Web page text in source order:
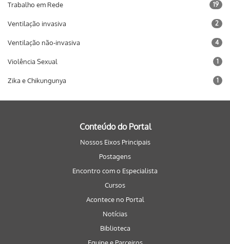
Trabalho em Rede 19
Ventilação invasiva 2
Ventilação não-invasiva 4
Violência Sexual 1
Zika e Chikungunya 1
Conteúdo do Portal
Nossos Eixos Principais
Postagens
Encontro com o Especialista
Cursos
Acontece no Portal
Notícias
Biblioteca